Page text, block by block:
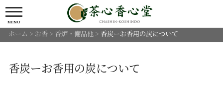
MENU
ホーム > お香> 香炉・備品他> 香炭ーお香用の炭について
香炭ーお香用の炭について